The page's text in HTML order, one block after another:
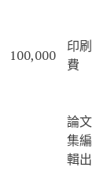
100,000
印刷
費
論文
集編
輯出